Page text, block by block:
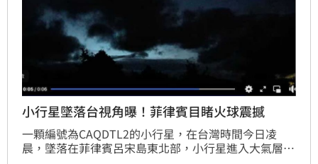
小行星墜落台視角曝！菲律賓目睹火球震撼
一顆編號為CAQDTL2的小行星，在台灣時間今日凌
晨，墜落在菲律賓呂宋島東北部，小行星進入大氣層